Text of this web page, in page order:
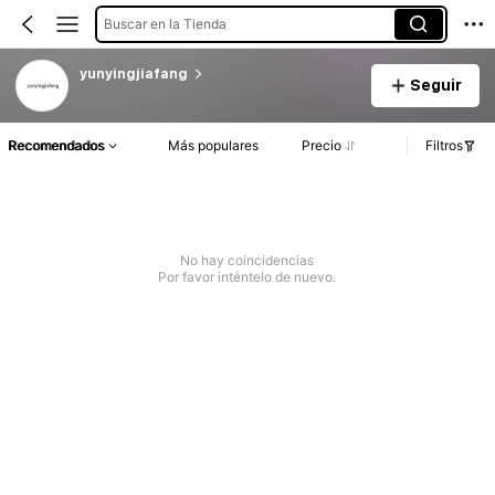
Buscar en la Tienda
yunyingjiafang
Seguir
Recomendados Más populares Precio Filtros
No hay coincidencias
Por favor inténtelo de nuevo.